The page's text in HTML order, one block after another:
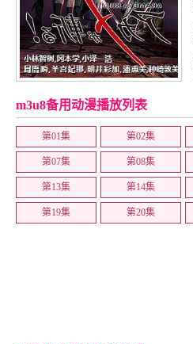
m3u8备用动漫播放列表
第01集 第02集
第07集 第08集
第13集 第14集
第19集 第20集